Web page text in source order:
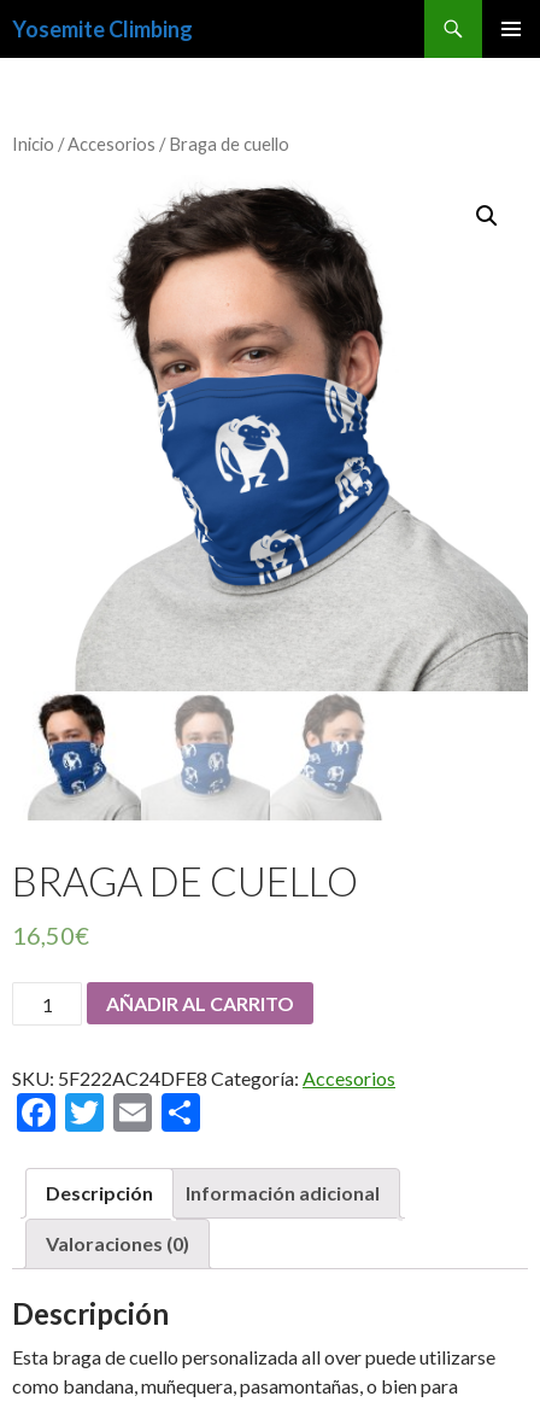
Yosemite Climbing
Inicio /Accesorios / Braga de cuello
BRAGA DE CUELLO
16,50€
Braga
de
cantidad
AÑADIR AL CARRITO
SKU: 5F222AC24DFE8 Categoría: Accesorios
F
e
b
o
o
k
T
itt
er
E
l
m
p
ar
r
Descripción Información adicional
Valoraciones (0)
Descripción
Esta braga de cuello personalizada all over puede utilizarse
como bandana, muñequera, pasamontañas, o bien para